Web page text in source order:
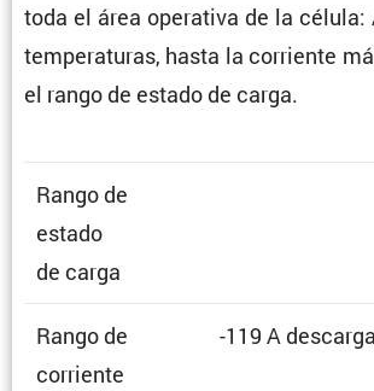
toda el área opera­tiva de la célula:
tempe­ra­turas, hasta la corriente
el rango de estado de carga.
Rango de
estado
de carga
Rango de
corriente
-119 A